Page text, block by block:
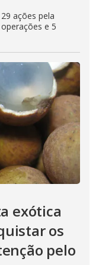
ações pela
e 5
exótica
os
pelo